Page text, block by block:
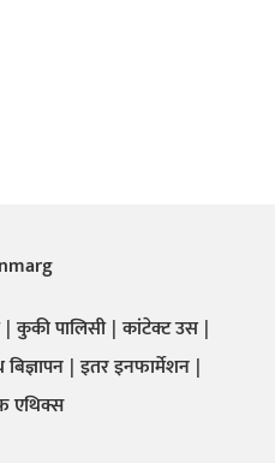
कुकी पालिसी कांटेक्ट उस
इतर इनफार्मेशन
एथिक्स